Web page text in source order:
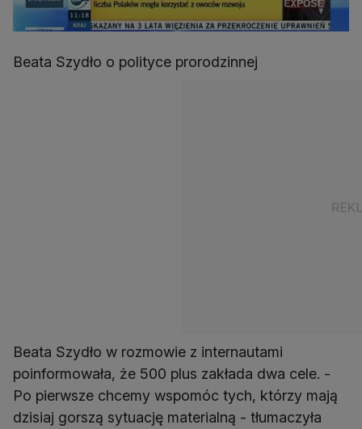
Beata Szydło o polityce prorodzinnej
Beata Szydło w rozmowie z internautami
poinformowała, że 500 plus zakłada dwa cele. -
Po pierwsze chcemy wspomóc tych, którzy mają
dzisiaj gorszą sytuację materialną - tłumaczyła